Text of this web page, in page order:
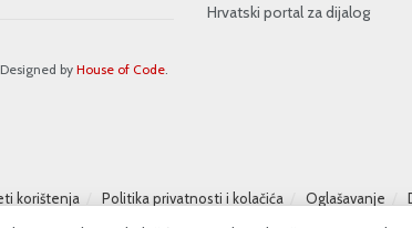
byHouse of Code.
Hrvatski portal za dijalog
korištenja Politika privatnosti i kolačića Oglašavanje